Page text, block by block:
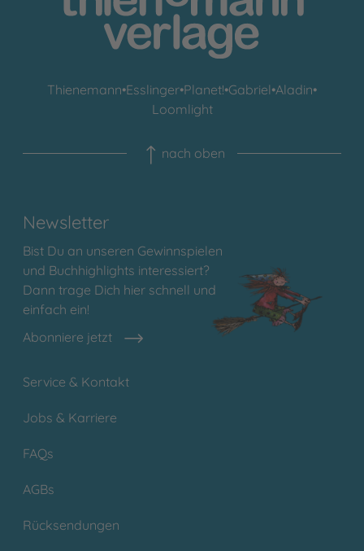
Thienemann•Esslinger•Planet!•Gabriel•Aladin•
Loomlight
nach oben
Newsletter
Bist Du an unseren Gewinnspielen
und Buchhighlights interessiert?
Dann trage Dich hier schnell und
einfach ein!
Abonniere jetzt
Service & Kontakt
Jobs & Karriere
FAQs
AGBs
Rücksendungen